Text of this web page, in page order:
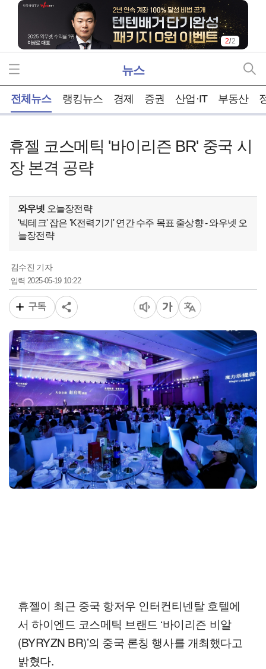
2/2
뉴스
전체뉴스 랭킹뉴스 경제 증권 산업·IT 부동산
휴젤 코스메틱 '바이리즌 BR' 중국 시
장 본격 공략
와우넷 오늘장전략
'빅테크' 잡은 'K전력기기' 연간 수주 목표 줄상향 - 와우넷 오
늘장전략
김수진 기자
입력 2025-05-19 10:22
구독
휴젤이 최근 중국 항저우 인터컨티넨탈 호텔에
서 하이엔드 코스메틱 브랜드 ‘바이리즌 비알
(BYRYZN BR)’의 중국 론칭 행사를 개최했다고
밝혔다.